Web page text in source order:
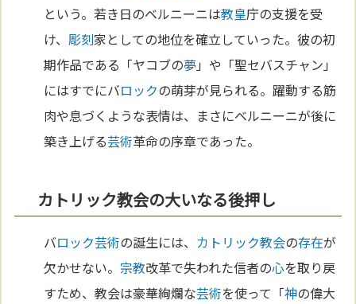
という。若き日のベルニーニは教皇庁の支援を受
け、彫刻家としての地位を確立していった。彼の初
期作品である「ヤコブの夢」や「聖セバスチャン」
にはすでにバロックの萌芽が見られる。躍動する筋
肉や息づくような表情は、まさにベルニーニが後に
築き上げる芸術革命の序章であった。
カトリック教会の大いなる後押し
バロック芸術の誕生には、 カトリック教会の存在が
欠かせない。 宗教改革で失われた信者の心を取り戻
すため、教会は豪華絢爛な芸術を使って「神の偉大